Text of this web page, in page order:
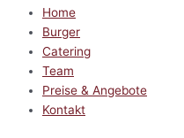
Home
Burger
Catering
Team
Preise & Angebote
Kontakt